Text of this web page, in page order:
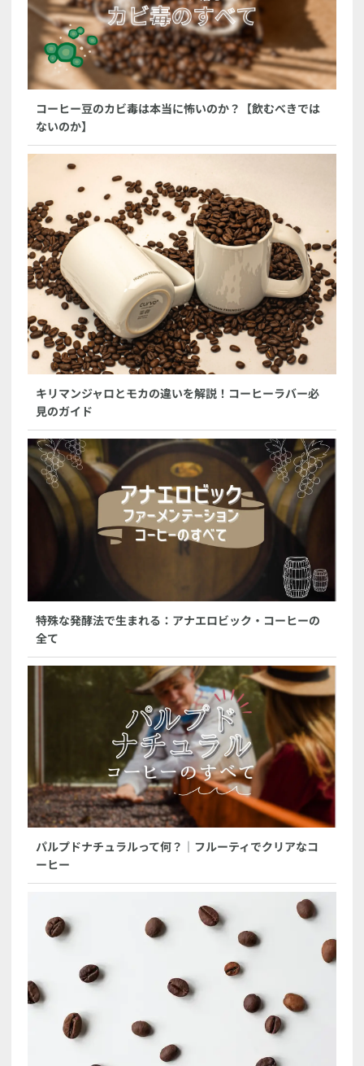
コーヒー豆のカビ毒は本当に怖いのか？【飲むべきでは
ないのか】
キリマンジャロとモカの違いを解説！コーヒーラバー必
見のガイド
特殊な発酵法で生まれる：アナエロビック・コーヒーの
全て
パルプドナチュラルって何？｜フルーティでクリアなコ
ーヒー